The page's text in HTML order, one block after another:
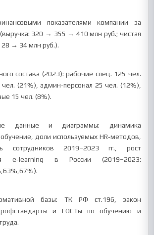
показателями компании за
320 → 355 → 410 млн руб.; чистая
→ 34 млн руб.).
состава (2023): рабочие спец. 125 чел.
(21%), админ‑персонал 25 чел. (12%),
15 чел. (8%).
данные и диаграммы: динамика
доли используемых HR‑методов,
сотрудников 2019–2023 гг., рост
e‑learning в России (2019–2023:
базы: ТК РФ ст.196, закон
и ГОСТы по обучению и